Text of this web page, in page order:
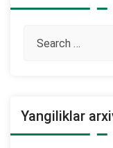
Yangiliklar